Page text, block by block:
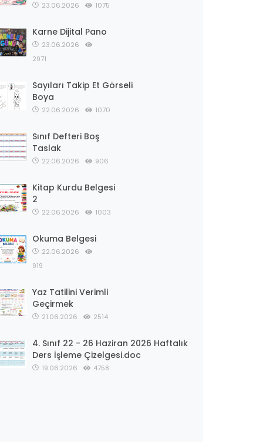
23.06.2026 1075
Karne Dijital Pano
23.06.2026
2971
Sayıları Takip Et Görseli
Boya
22.06.2026 1070
Sınıf Defteri Boş
Taslak
22.06.2026 906
Kitap Kurdu Belgesi
2
22.06.2026 1003
Okuma Belgesi
22.06.2026
919
Yaz Tatilini Verimli
Geçirmek
21.06.2026 2514
4. Sınıf 22 - 26 Haziran 2026 Haftalık
Ders İşleme Çizelgesi.doc
19.06.2026 4758